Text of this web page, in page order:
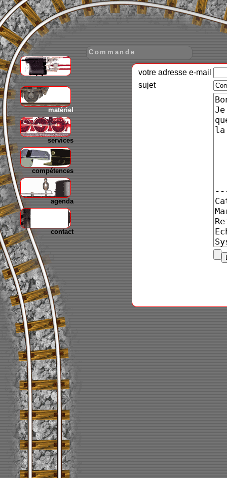
matériel
services
compétences
agenda
contact
Commande
votre adresse e-mail
sujet